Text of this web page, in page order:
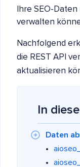
Ihre SEO-
verwalten
Nachfolgend
die REST API
aktualisieren
In
Daten